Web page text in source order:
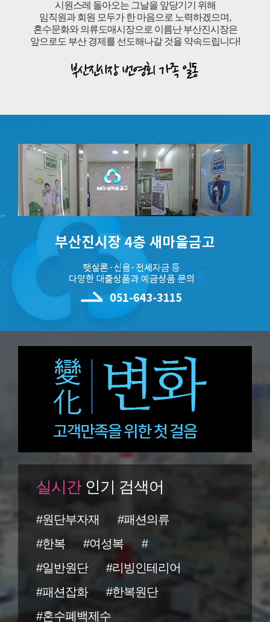
시원스레 돌아오는 그날을 앞당기기 위해
임직원과 회원 모두가 한 마음으로 노력하겠으며,
혼수문화와 의류도매시장으로 이름난 부산진시장은
앞으로도 부산 경제를 선도해나갈 것을 약속드립니다!
실시간인기 검색어
#원단부자재
#패션의류
#한복
#여성복
#
#일반원단
#리빙인테리어
#패션잡화
#한복원단
#혼수폐백제수